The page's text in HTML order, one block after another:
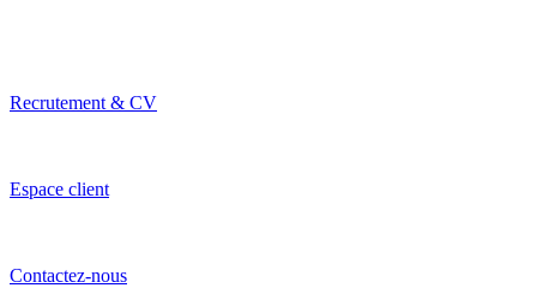
Recrutement & CV
Espace client
Contactez-nous